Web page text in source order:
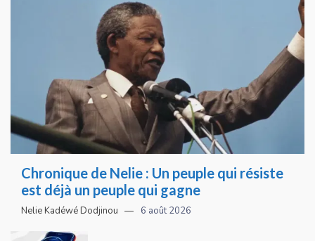
Chronique de Nelie : Un peuple qui résiste
est déjà un peuple qui gagne
Nelie Kadéwé Dodjinou 6 août 2026